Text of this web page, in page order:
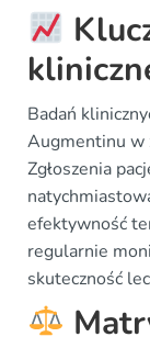
Badań
Augmentinu w
Zgłoszenia
efektywność
regularnie
skuteczność